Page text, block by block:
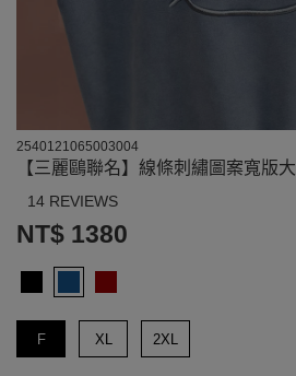
2540121065003004
【三麗鷗聯名】線條刺繡圖案寬版
14 REVIEWS
NT$ 1380
F XL 2XL